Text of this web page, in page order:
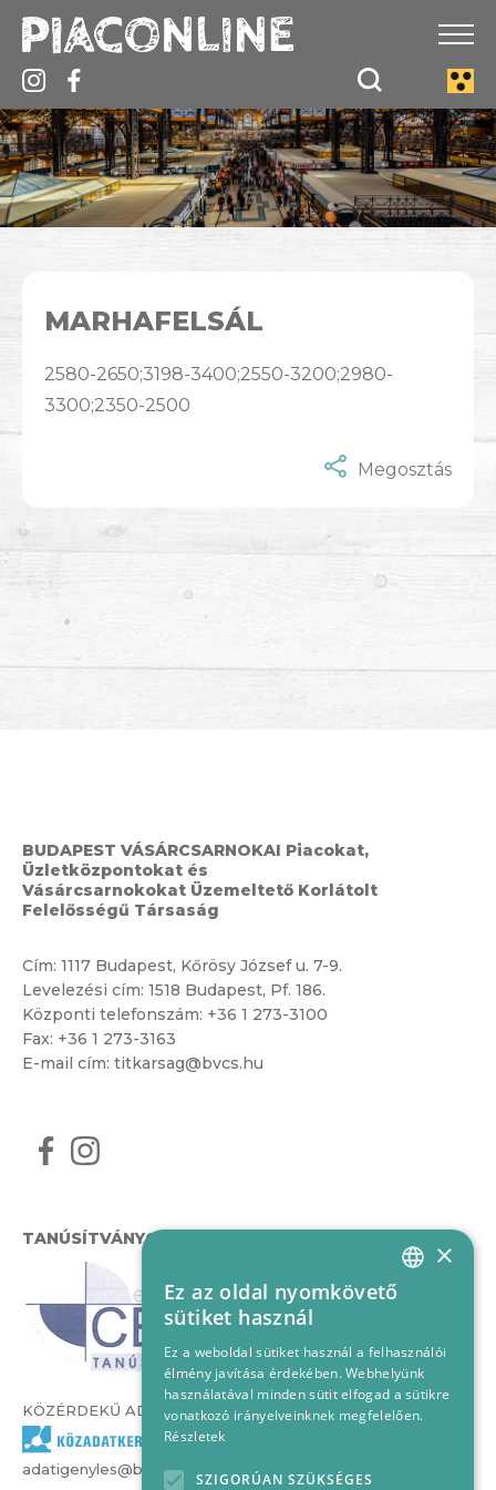
MARHAFELSÁL
2580-2650;3198-3400;2550-3200;2980-
3300;2350-2500
Megosztás
BUDAPEST VÁSÁRCSARNOKAI Piacokat,
Üzletközpontokat és
Vásárcsarnokokat Üzemeltető Korlátolt
Felelősségű Társaság
Cím: 1117 Budapest, Kőrösy József u. 7-9.
Levelezési cím: 1518 Budapest, Pf. 186.
Központi telefonszám: +36 1 273-3100
Fax: +36 1 273-3163
E-mail cím: titkarsag@bvcs.hu
TANÚSÍTVÁNYOK
KÖZÉRDEKŰ ADATOK
adatigenyles@bvcs.hu
HUNGARIAN
×
Ez az oldal nyomkövető
sütiket használ
Ez a weboldal sütiket használ a felhasználói
élmény javítása érdekében. Webhelyünk
használatával minden sütit elfogad a sütikre
vonatkozó irányelveinknek megfelelően.
Részletek
SZIGORÚAN SZÜKSÉGES